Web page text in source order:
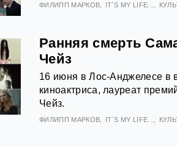
ФИЛИПП МАРКОВ IT`S MY LIFE...
Ранняя смерть
Чейз
16 июня в Лос-Анджелесе в
киноактриса, лауреат
Чейз.
ФИЛИПП МАРКОВ IT`S MY LIFE...